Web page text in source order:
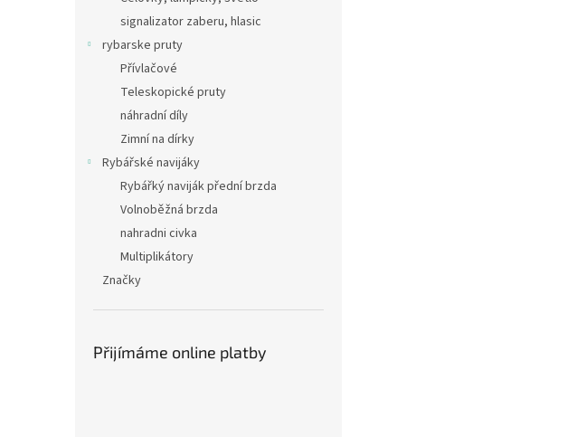
signalizator zaberu, hlasic
rybarske pruty
Přívlačové
Teleskopické pruty
náhradní díly
Zimní na dírky
Rybářské navijáky
Rybářký naviják přední brzda
Volnoběžná brzda
nahradni civka
Multiplikátory
Značky
Přijímáme online platby